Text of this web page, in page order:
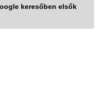
keresőben elsők